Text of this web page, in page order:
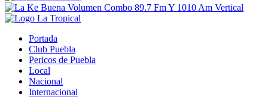
Portada
Club Puebla
Pericos de Puebla
Local
Nacional
Internacional